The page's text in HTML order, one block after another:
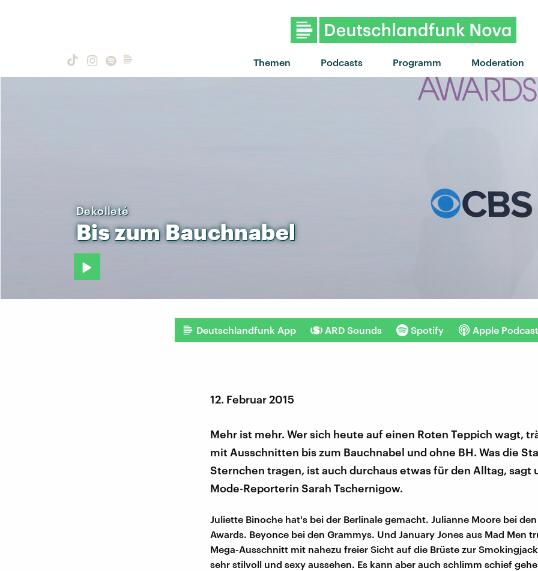
Themen Podcasts Programm Moderation
"Man of the House" von Skye
Dekolleté
BiszumBauchnabel
Deutschlandfunk App ARD Sounds Spotify Apple
12. Februar 2015
Mehr ist mehr. Wer sich heute auf einen Roten Teppich wagt,
mit Ausschnitten bis zum Bauchnabel und ohne BH. Was die
Sternchen tragen, ist auch durchaus etwas für den Alltag, sagt
Mode-Reporterin Sarah Tschernigow.
Juliette Binoche hat's bei der Berlinale gemacht. Julianne Moore bei
Awards. Beyonce bei den Grammys. Und January Jones aus Mad Men
Mega-Ausschnitt mit nahezu freier Sicht auf die Brüste zur
sehr stilvoll und sexy aussehen. Es kann aber auch schlimm schief